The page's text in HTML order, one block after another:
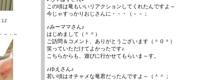
～・～
この頃は竜もいいリアクションしてくれたんですよ～
今じゃすっかりおじさんに・・・（－－；
♪みーママさん♪
はじめまして（＾＾）
ご訪問＆コメント、ありがとうございます（＾０＾）
笑っていただけてよかったです♪
こちらからも、遊びに行かせてもらいま～す。
♪ゆえさん♪
若い頃はオチャメな竜君だったんですよ～（＾＾；